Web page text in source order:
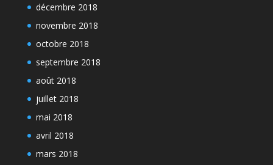
décembre 2018
novembre 2018
octobre 2018
septembre 2018
août 2018
juillet 2018
mai 2018
avril 2018
mars 2018